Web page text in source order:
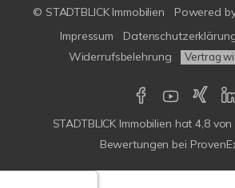
© STADTBLICK Immobilien Powered
Impressum
Widerrufsbelehrung
Vertrag
STADTBLICK Immobilien hat4,8von
Bewertungen bei